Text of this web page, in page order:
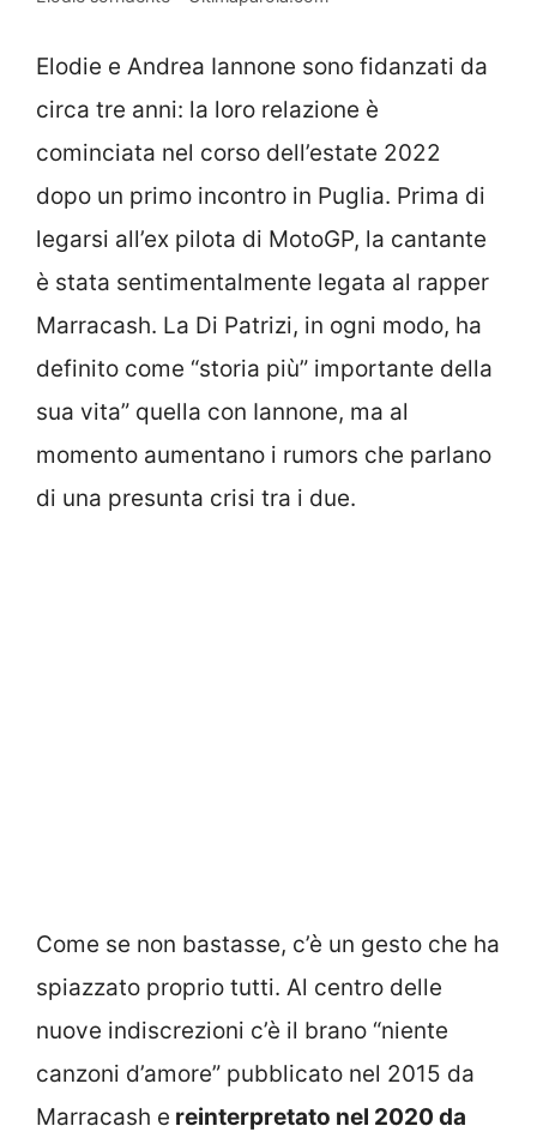
Elodie e Andrea Iannone sono fidanzati da
circa tre anni: la loro relazione è
cominciata nel corso dell’estate 2022
dopo un primo incontro in Puglia. Prima di
legarsi all’ex pilota di MotoGP, la cantante
è stata sentimentalmente legata al rapper
Marracash. La Di Patrizi, in ogni modo, ha
definito come “storia più” importante della
sua vita” quella con Iannone, ma al
momento aumentano i rumors che parlano
di una presunta crisi tra i due.
Come se non bastasse, c’è un gesto che ha
spiazzato proprio tutti. Al centro delle
nuove indiscrezioni c’è il brano “niente
canzoni d’amore” pubblicato nel 2015 da
Marracash e reinterpretato nel 2020 da